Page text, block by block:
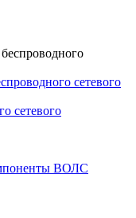
сетевого
сетевого
ВОЛС